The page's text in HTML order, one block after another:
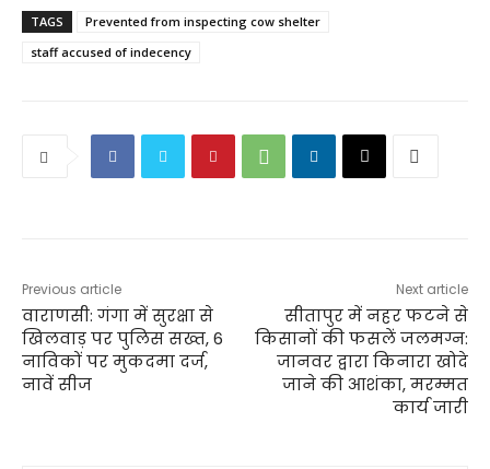
TAGS
Prevented from inspecting cow shelter
staff accused of indecency
Previous article
वाराणसी: गंगा में सुरक्षा से
खिलवाड़ पर पुलिस सख्त, 6
नाविकों पर मुकदमा दर्ज,
नावें सीज
Next article
सीतापुर में नहर फटने से
किसानों की फसलें जलमग्न:
जानवर द्वारा किनारा खोदे
जाने की आशंका, मरम्मत
कार्य जारी